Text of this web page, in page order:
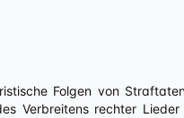
Folgen von
Verbreitens rechter